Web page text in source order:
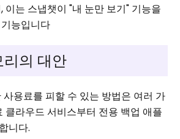
이는 스냅챗이 "내 눈만 보기" 기능을
능입니다
의 대안
용료를 피할 수 있는 방법은 여러 가
클라우드 서비스부터 전용 백업 애플
니다.